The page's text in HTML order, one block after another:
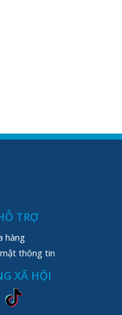
TRỢ
hàng
thông tin
XÃ HỘI